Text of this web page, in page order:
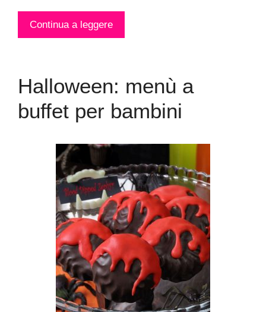
Continua a leggere
Halloween: menù a
buffet per bambini